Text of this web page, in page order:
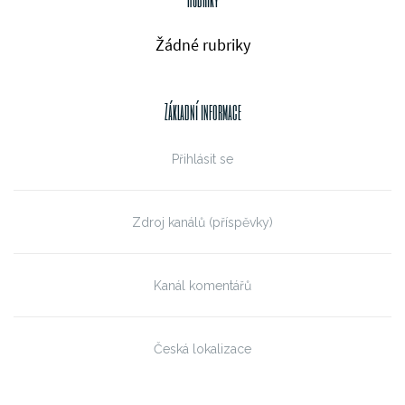
Žádné rubriky
Základní informace
Přihlásit se
Zdroj kanálů (příspěvky)
Kanál komentářů
Česká lokalizace